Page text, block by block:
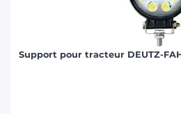
Support pour tracteur DEUTZ-